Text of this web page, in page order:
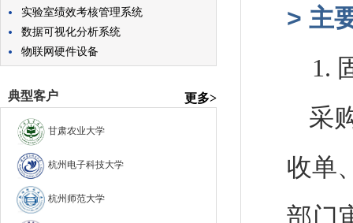
实验室绩效考核管理系统
数据可视化分析系统
物联网硬件设备
典型客户 更多>
甘肃农业大学
杭州电子科技大学
杭州师范大学
> 主
1.
采
收单
部门